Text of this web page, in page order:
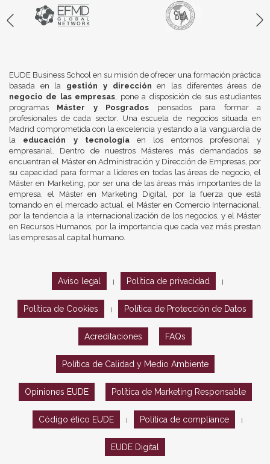
EUDE Business School en su misión de ofrecer una formación práctica
basada en la gestión y dirección en las diferentes áreas de
negocio de las empresas, pone a disposición de sus estudiantes
programas Máster y Posgrados pensados para formar a
profesionales de cada sector. Una escuela de negocios situada en
Madrid comprometida con la excelencia y estando a la vanguardia de
la educación y tecnologíaen los entornos profesional y
empresarial. Dentro de nuestros Másteres más demandados se
encuentran el Máster en Administración y Dirección de Empresas, por
su capacidad para formar a líderes en todas las áreas de negocio, el
Máster en Marketing, por ser una de las áreas más importantes de la
empresa, el Máster en Marketing Digital, por la fuerza que está
tomando en el mercado actual, el Máster en Comercio Internacional,
por la tendencia a la internacionalización de los negocios, y el Máster
en Recursos Humanos, por la importancia que cada vez más prestan
las empresas al capital humano.
Aviso legal Política de privacidad
Política de Cookies Política de Protección de Datos
Acreditaciones FAQs
Política de Calidad y Medio Ambiente
Opiniones EUDE Política de Marketing Responsable
Código ético EUDE Política de compliance
EUDE Digital